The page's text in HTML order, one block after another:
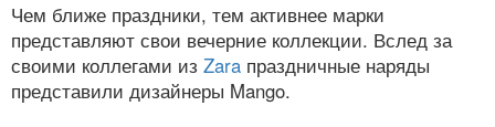
Чем ближе праздники, тем активнее марки
представляют свои вечерние коллекции. Вслед за
своими коллегами из Zara праздничные наряды
представили дизайнеры Mango.